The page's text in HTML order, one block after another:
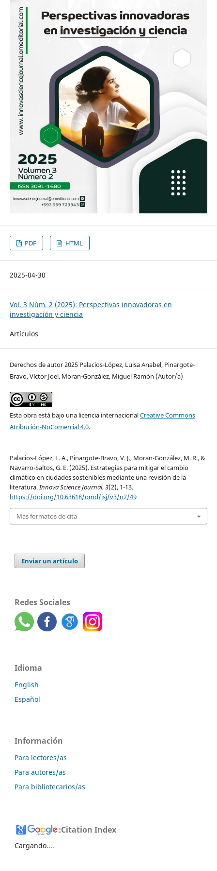
PDF HTML
2025-04-30
Vol. 3 Núm. 2 (2025): Perspectivas innovadoras en
investigación y ciencia
Artículos
Derechos de autor 2025 Palacios-López, Luisa Anabel, Pinargote-
Bravo, Víctor Joel, Moran-González, Miguel Ramón (Autor/a)
Esta obra está bajo una licencia internacionalCreative Commons
Atribución-NoComercial 4.0.
Palacios-López, L. A., Pinargote-Bravo, V. J., Moran-González, M. R., &
Navarro-Saltos, G. E. (2025). Estrategias para mitigar el cambio
climático en ciudades sostenibles mediante una revisión de la
literatura. Innova Science Journal,3(2), 1-13.
https://doi.org/10.63618/omd/isj/v3/n2/49
Más formatos de cita
Enviar un artículo
Redes Sociales
Idioma
English
Español
Información
Para lectores/as
Para autores/as
Para bibliotecarios/as
:Citation Index
Cargando....